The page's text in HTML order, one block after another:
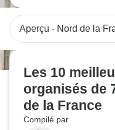
Aperçu - Nord de la
Les 10
organisés de
de la France
Compilé par